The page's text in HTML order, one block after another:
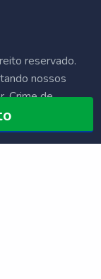
reservado.
nossos
Crime de
Penal –